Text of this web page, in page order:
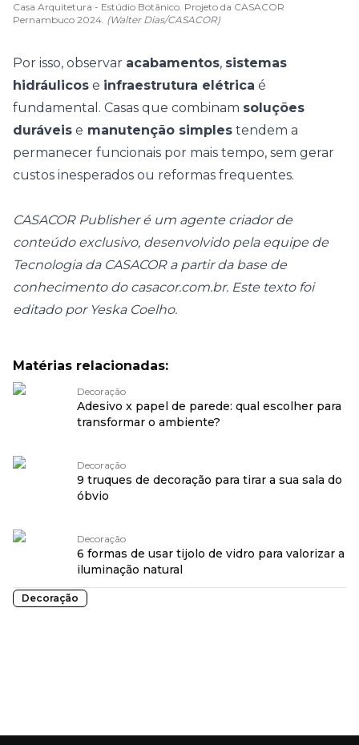
Casa Arquitetura - Estúdio Botânico. Projeto da CASACOR
Pernambuco 2024. (Walter Dias/CASACOR)
Por isso, observar acabamentos, sistemas
hidráulicos e infraestrutura elétrica é
fundamental. Casas que combinam soluções
duráveis e manutenção simples tendem a
permanecer funcionais por mais tempo, sem gerar
custos inesperados ou reformas frequentes.
CASACOR Publisher é um agente criador de
conteúdo exclusivo, desenvolvido pela equipe de
Tecnologia da CASACOR a partir da base de
conhecimento do casacor.com.br. Este texto foi
editado por Yeska Coelho.
Matérias relacionadas:
Decoração
Adesivo x papel de parede: qual escolher para
transformar o ambiente?
Decoração
9 truques de decoração para tirar a sua sala do
óbvio
Decoração
6 formas de usar tijolo de vidro para valorizar a
iluminação natural
Decoração